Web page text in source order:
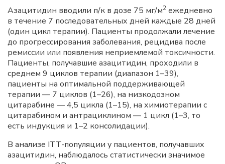
Азацитидин вводили п/к в дозе 75 мг/м2 ежедневно
в течение 7 последовательных дней каждые 28 дней
(один цикл терапии). Пациенты продолжали лечение
до прогрессирования заболевания, рецидива после
ремиссии или появления неприемлемой токсичности.
Пациенты, получавшие азацитидин, проходили в
среднем 9 циклов терапии (диапазон 1–39),
пациенты на оптимальной поддерживающей
терапии — 7 циклов (1–26), на низкодозном
цитарабине — 4,5 цикла (1–15), на химиотерапии с
цитарабином и антрациклином — 1 цикл (1–3, то
есть индукция и 1–2 консолидации).
В анализе ITT-популяции у пациентов, получавших
азацитидин, наблюдалось статистически значимое